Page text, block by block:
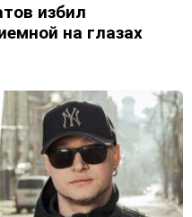
избил
на глазах